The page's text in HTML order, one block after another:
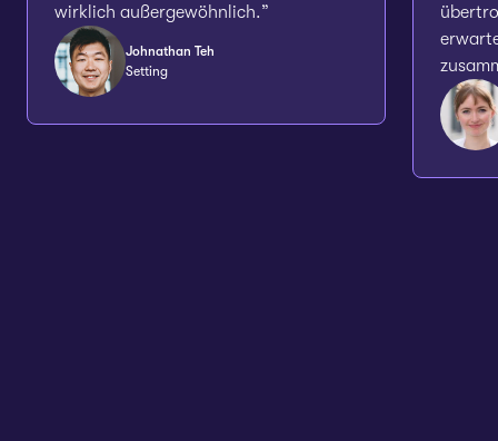
wirklich außergewöhnlich.”
Johnathan Teh
Setting